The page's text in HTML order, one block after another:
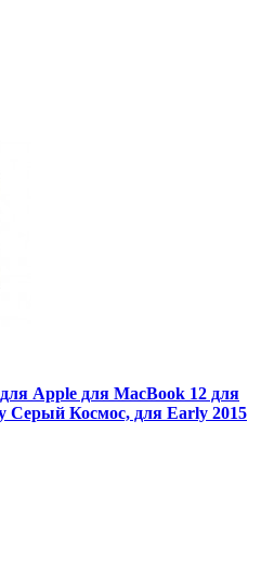
Apple для MacBook 12 для
Серый Космос, для Early 2015